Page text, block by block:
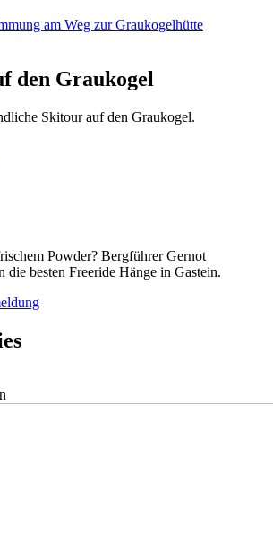
den Graukogel
Skitour auf den Graukogel.
Powder? Bergführer Gernot
die besten Freeride Hänge in Gastein.